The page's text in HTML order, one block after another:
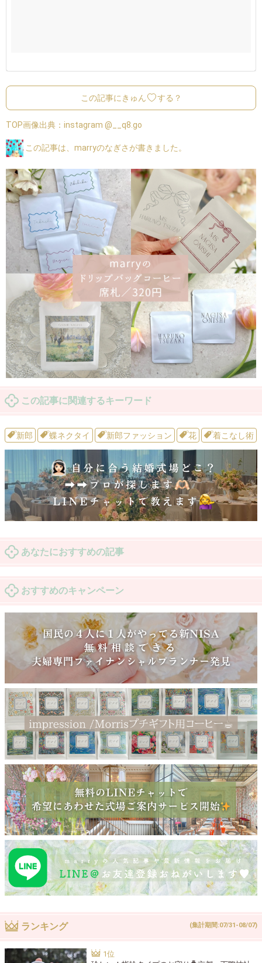
この記事にきゅん する？
TOP画像出典： instagram @__q8.go
この記事は、marryのなぎさが書きました。
この記事に関連するキーワード
新郎 蝶ネクタイ 新郎ファッション 花 着こなし術
あなたにおすすめの記事
おすすめのキャンペーン
ランキング (集計期間:07/31-08/07)